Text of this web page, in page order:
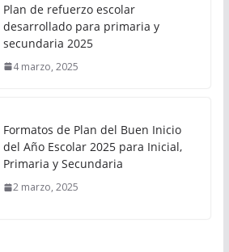
Plan de refuerzo escolar
desarrollado para primaria y
secundaria 2025
4 marzo, 2025
Formatos de Plan del Buen Inicio
del Año Escolar 2025 para Inicial,
Primaria y Secundaria
2 marzo, 2025